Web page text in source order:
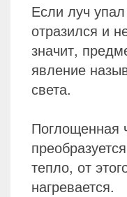
Если луч
отразился и
значит,
явление
света.
Поглощенная
тепло, от
нагревается.